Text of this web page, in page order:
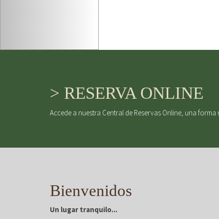
> RESERVA ONLINE
Accede a nuestra Central de Reservas Online, una
Bienvenidos
Un lugar tranquilo...